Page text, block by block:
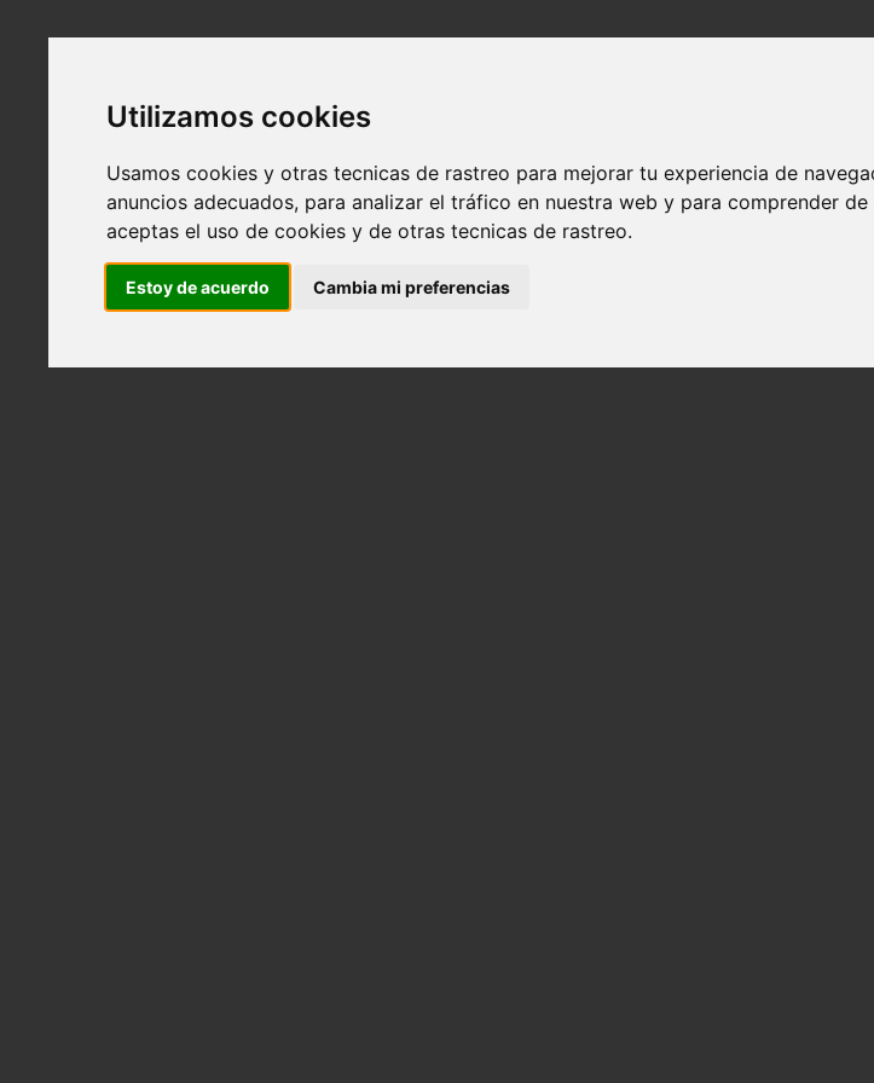
Utilizamos cookies
Usamos cookies y otras tecnicas de rastreo para mejorar tu experiencia de
anuncios adecuados, para analizar el tráfico en nuestra web y para comprender
aceptas el uso de cookies y de otras tecnicas de rastreo.
Estoy de acuerdo Cambia mi preferencias